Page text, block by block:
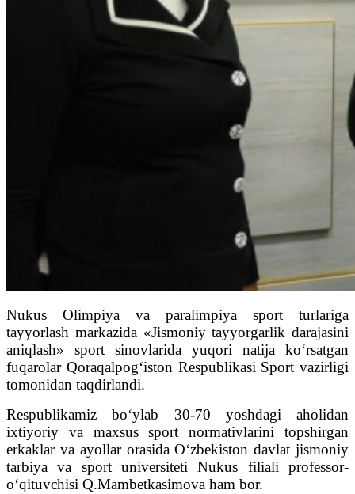
Nukus Olimpiya va paralimpiya sport turlariga
tayyorlash markazida «Jismoniy tayyorgarlik darajasini
aniqlash» sport sinovlarida yuqori natija ko‘rsatgan
fuqarolar Qoraqalpog‘iston Respublikasi Sport vazirligi
tomonidan taqdirlandi.
Respublikamiz bo‘ylab 30-70 yoshdagi aholidan
ixtiyoriy va maxsus sport normativlarini topshirgan
erkaklar va ayollar orasida O‘zbekiston davlat jismoniy
tarbiya va sport universiteti Nukus filiali professor-
o‘qituvchisi Q.Mambetkasimova ham bor.